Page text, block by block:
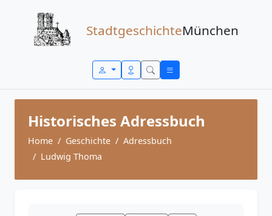
StadtgeschichteMünchen
Historisches Adressbuch
Home Geschichte
Adressbuch
Ludwig Thoma